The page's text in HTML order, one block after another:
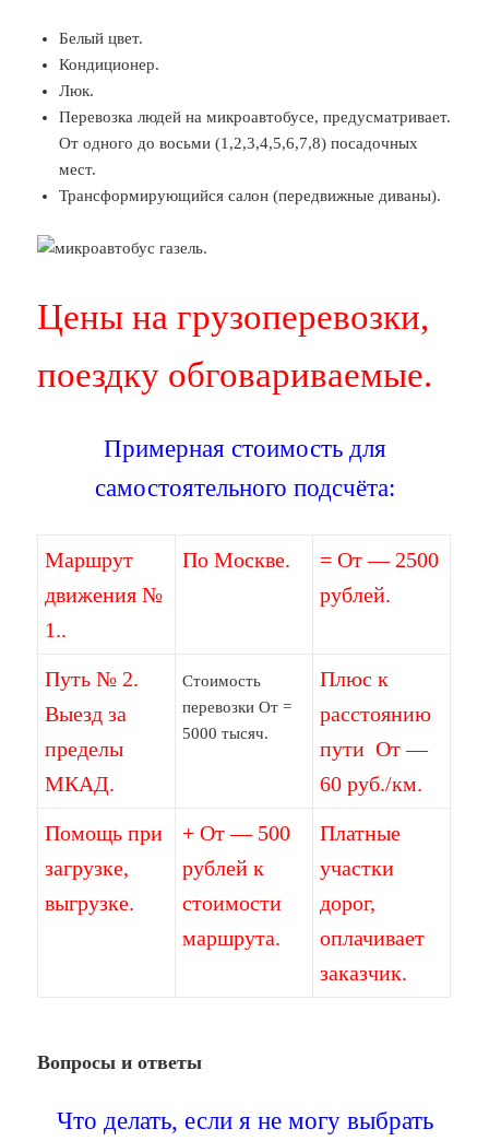
Белый цвет.
Кондиционер.
Люк.
Перевозка людей на микроавтобусе, предусматривает.
От одного до восьми (1,2,3,4,5,6,7,8) посадочных
мест.
Трансформирующийся салон (передвижные диваны).
Цены на грузоперевозки,
поездку обговариваемые.
Примерная стоимость для
самостоятельного подсчёта:
Маршрут
движения №
1..
По Москве.
= От — 2500
рублей.
Путь № 2.
Выезд за
пределы
МКАД.
Стоимость
перевозки От =
5000 тысяч.
Плюс к
расстоянию
пути От —
60 руб./км.
Помощь при
загрузке,
выгрузке.
+ От — 500
рублей к
стоимости
маршрута.
Платные
участки
дорог,
оплачивает
заказчик.
Вопросы и ответы
Что делать, если я не могу выбрать